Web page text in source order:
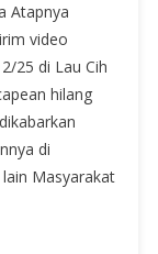
Atapnya
video
25 di Lau Cih
hilang
di
Masyarakat